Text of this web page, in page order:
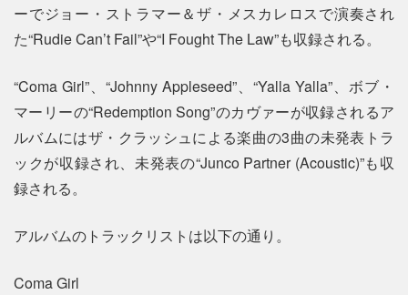
ーでジョー・ストラマー＆ザ・メスカレロスで演奏され
た“Rudie Can’t Fail”や“I Fought The Law”も収録される。
“Coma Girl”、“Johnny Appleseed”、“Yalla Yalla”、ボブ・
マーリーの“Redemption Song”のカヴァーが収録されるア
ルバムにはザ・クラッシュによる楽曲の3曲の未発表トラ
ックが収録され、未発表の“Junco Partner (Acoustic)”も収
録される。
アルバムのトラックリストは以下の通り。
Coma Girl